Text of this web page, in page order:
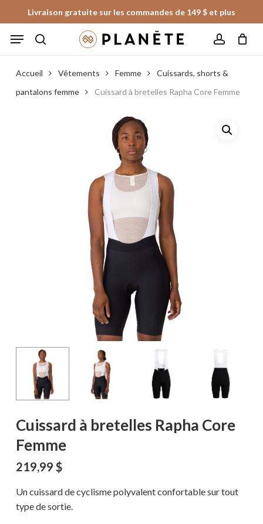
to
main
Livraison gratuite sur les commandes de 149 $ et plus
Menu
Fermer
le
panier
Accueil Vêtements Femme
Cuissards, shorts &
pantalons femme
Cuissard à bretelles Rapha Core Femme
Cuissard à bretelles Rapha Core
Femme
219,99 $
Un cuissard de cyclisme polyvalent confortable sur tout
type de sortie.